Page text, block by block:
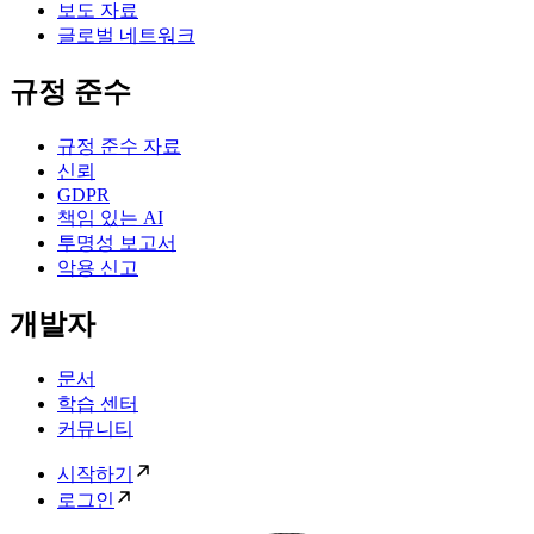
보도 자료
글로벌 네트워크
규정 준수
규정 준수 자료
신뢰
GDPR
책임 있는 AI
투명성 보고서
악용 신고
개발자
문서
학습 센터
커뮤니티
시작하기
로그인